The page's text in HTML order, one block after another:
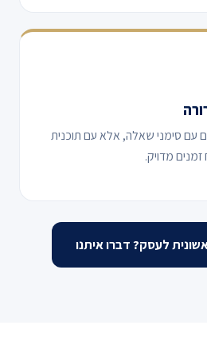
עם סימני שאלה, אלא עם תוכנית
זמנים מדויק.
לעסק? דברו איתנו